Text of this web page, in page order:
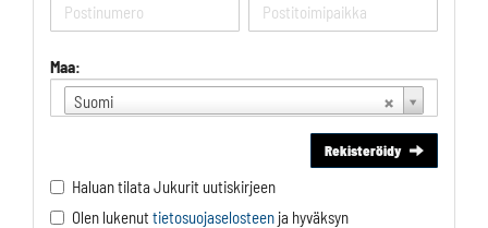
Maa:
Suomi
Rekisteröidy
Haluan tilata Jukurit uutiskirjeen
Olen lukenut tietosuojaselosteen ja hyväksyn